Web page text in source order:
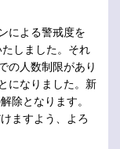
による警戒度を
たしました。それ
の人数制限があり
になりました。新
除となります。
ますよう、よろ